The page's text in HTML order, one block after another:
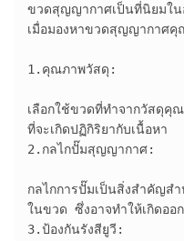
ขวดสุญญากาศเป็นที่นิยมใ
เมื่อมองหาขวดสุญญากาศ
1.คุณภาพวัสดุ:
เลือกใช้ขวดที่ทำจากวัสดุ
ที่จะเกิดปฏิกิริยากับเนื้อหา
2.กลไกปั๊มสุญญากาศ:
กลไกการปั๊มเป็นสิ่งสำคัญส
ในขวด ซึ่งอาจทำให้เกิดอ
3.ป้องกันรังสียูวี: